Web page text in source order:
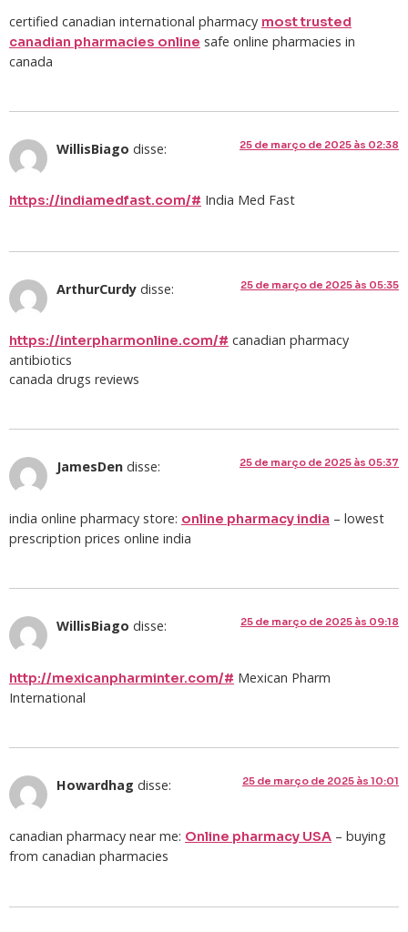
certified canadian international pharmacy most trusted
canadian pharmacies online safe online pharmacies in
canada
WillisBiago disse: 25 de março de 2025 às 02:38
https://indiamedfast.com/# India Med Fast
ArthurCurdy disse: 25 de março de 2025 às 05:35
https://interpharmonline.com/# canadian pharmacy
antibiotics
canada drugs reviews
JamesDen disse: 25 de março de 2025 às 05:37
india online pharmacy store: online pharmacy india – lowest
prescription prices online india
WillisBiago disse: 25 de março de 2025 às 09:18
http://mexicanpharminter.com/# Mexican Pharm
International
Howardhag disse: 25 de março de 2025 às 10:01
canadian pharmacy near me: Online pharmacy USA – buying
from canadian pharmacies